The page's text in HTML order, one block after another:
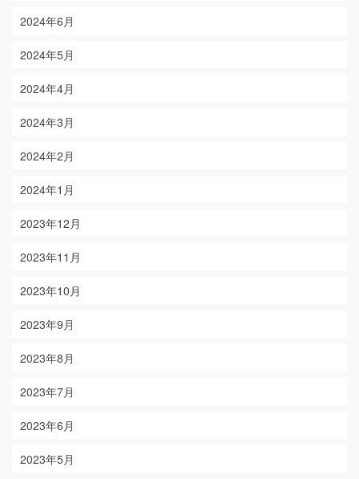
2024年6月
2024年5月
2024年4月
2024年3月
2024年2月
2024年1月
2023年12月
2023年11月
2023年10月
2023年9月
2023年8月
2023年7月
2023年6月
2023年5月